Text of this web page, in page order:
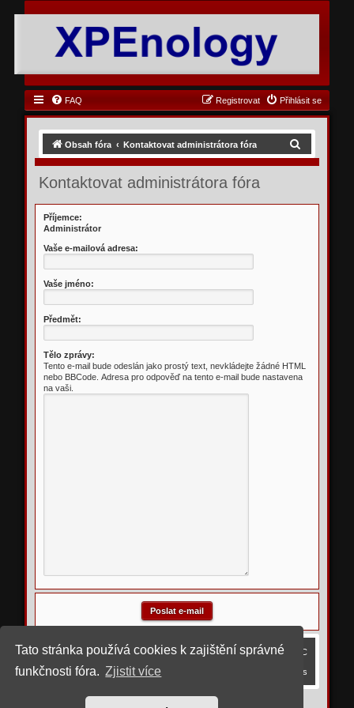
Tato stránka používá cookies k zajištění správné
funkčnosti fóra. Zjistit více
FAQ Přihlásit se
Registrovat
Obsah fóra Kontaktovat administrátora fóra
Kontaktovat administrátora fóra
Příjemce:
Administrátor
Vaše e-mailová adresa:
Vaše jméno:
Předmět:
Tělo zprávy:
Tento e-mail bude odeslán jako prostý text, nevkládejte žádné HTML
nebo BBCode. Adresa pro odpověď na tento e-mail bude nastavena
na vaši.
Obsah fóra Všechny časy jsou v UTC
Smazat cookies
Kontaktujte nás